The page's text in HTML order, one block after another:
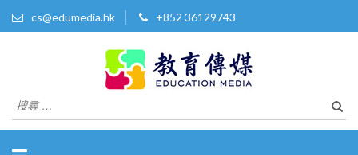
cs@edumedia.hk +852 36129743
教育傳媒集團有限公司
搜
尋